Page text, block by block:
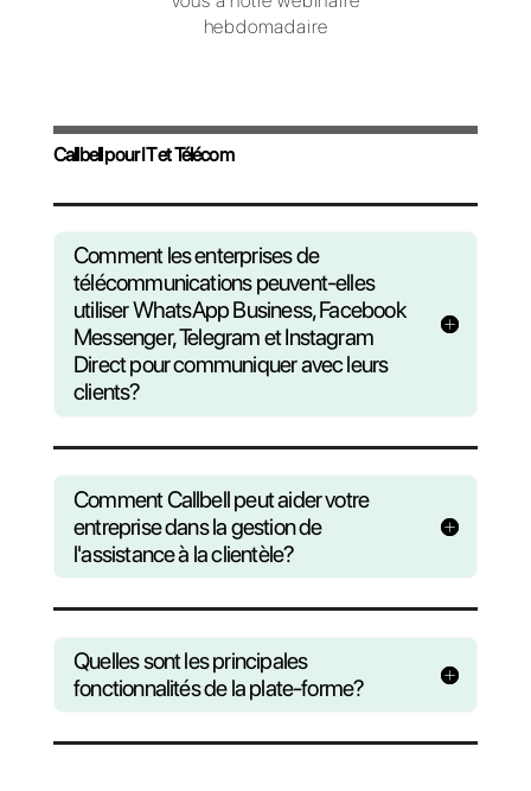
Questions?Découvrez
comment nous pouvons
votre entreprise
Consultez notre F.A.Q ou inscrivez-
vous à notre webinaire
hebdomadaire